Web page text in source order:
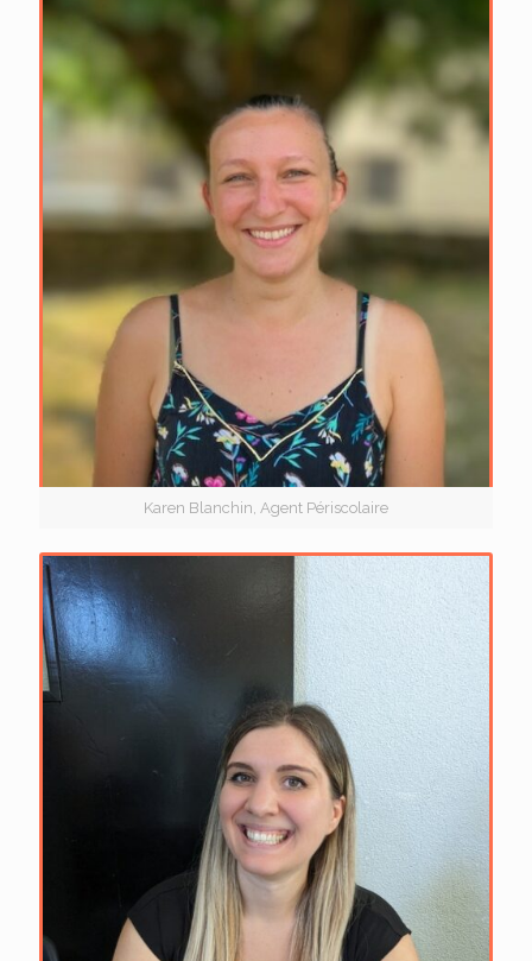
Karen Blanchin, Agent Périscolaire